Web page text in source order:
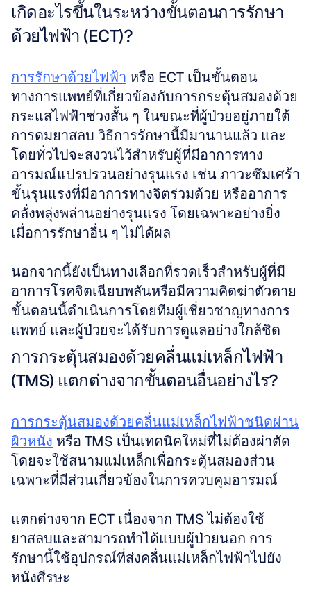
เกิดอะไรขึ้นในระหว่างขั้นตอนการรักษา
ด้วยไฟฟ้า (ECT)?
การรักษาด้วยไฟฟ้า หรือ ECT เป็นขั้นตอน
ทางการแพทย์ที่เกี่ยวข้องกับการกระตุ้นสมองด้วย
กระแสไฟฟ้าช่วงสั้น ๆ ในขณะที่ผู้ป่วยอยู่ภายใต้
การดมยาสลบ วิธีการรักษานี้มีมานานแล้ว และ
โดยทั่วไปจะสงวนไว้สำหรับผู้ที่มีอาการทาง
อารมณ์แปรปรวนอย่างรุนแรง เช่น ภาวะซึมเศร้า
ขั้นรุนแรงที่มีอาการทางจิตร่วมด้วย หรืออาการ
คลั่งพลุ่งพล่านอย่างรุนแรง โดยเฉพาะอย่างยิ่ง
เมื่อการรักษาอื่น ๆ ไม่ได้ผล
นอกจากนี้ยังเป็นทางเลือกที่รวดเร็วสำหรับผู้ที่มี
อาการโรคจิตเฉียบพลันหรือมีความคิดฆ่าตัวตาย
ขั้นตอนนี้ดำเนินการโดยทีมผู้เชี่ยวชาญทางการ
แพทย์ และผู้ป่วยจะได้รับการดูแลอย่างใกล้ชิด
การกระตุ้นสมองด้วยคลื่นแม่เหล็กไฟฟ้า
(TMS) แตกต่างจากขั้นตอนอื่นอย่างไร?
การกระตุ้นสมองด้วยคลื่นแม่เหล็กไฟฟ้าชนิดผ่าน
ผิวหนัง หรือ TMS เป็นเทคนิคใหม่ที่ไม่ต้องผ่าตัด
โดยจะใช้สนามแม่เหล็กเพื่อกระตุ้นสมองส่วน
เฉพาะที่มีส่วนเกี่ยวข้องในการควบคุมอารมณ์
แตกต่างจาก ECT เนื่องจาก TMS ไม่ต้องใช้
ยาสลบและสามารถทำได้แบบผู้ป่วยนอก การ
รักษานี้ใช้อุปกรณ์ที่ส่งคลื่นแม่เหล็กไฟฟ้าไปยัง
หนังศีรษะ